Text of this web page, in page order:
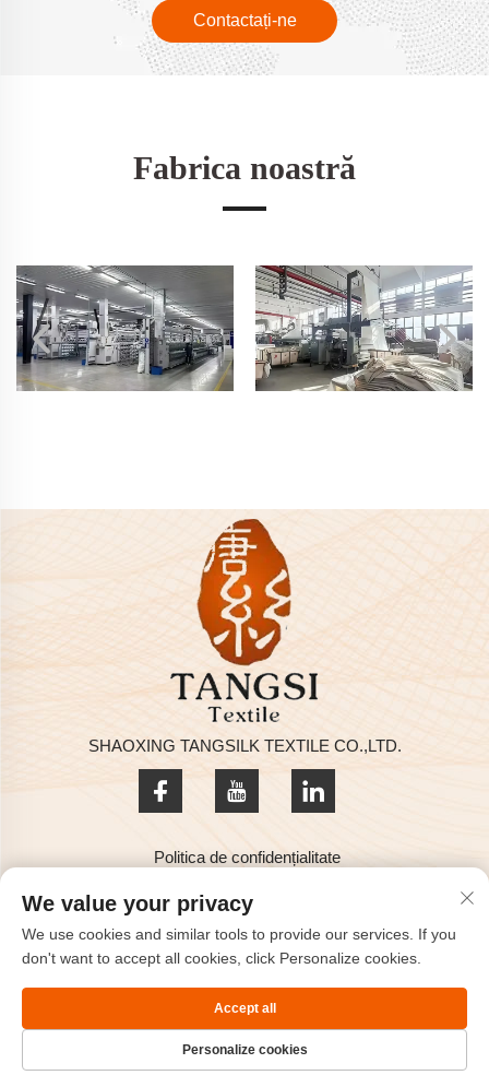
Contactați-ne
Fabrica noastră
SHAOXING TANGSILK TEXTILE CO.,LTD.
Politica de confidențialitate
Drepturi de autor © 2025 de SHAOXING TANGSILK TEXTILE
CO.,LTD
Contactați-ne
Address: Rm801, 8F, Haizhou International, Keqiao, Shaoxing,
Zhejiang, China.
+86-575-85563399
We value your privacy
We use cookies and similar tools to provide our services. If you
don't want to accept all cookies, click Personalize cookies.
Personalize cookies
Accept all